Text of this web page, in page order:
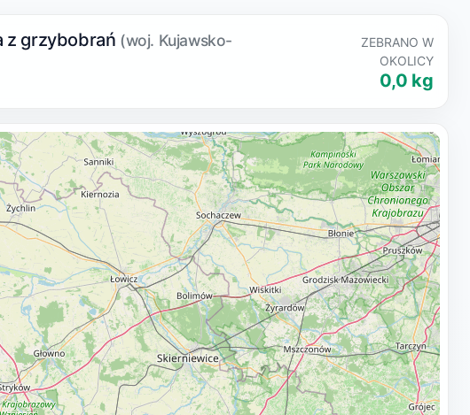
z grzybobrań (woj. Kujawsko-
ZEBRANO W
OKOLICY
0,0 kg